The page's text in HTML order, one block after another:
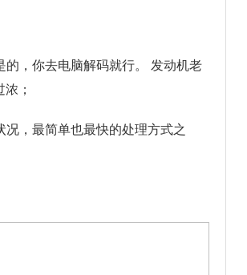
，你去电脑解码就行。 发动机老
；
，最简单也最快的处理方式之